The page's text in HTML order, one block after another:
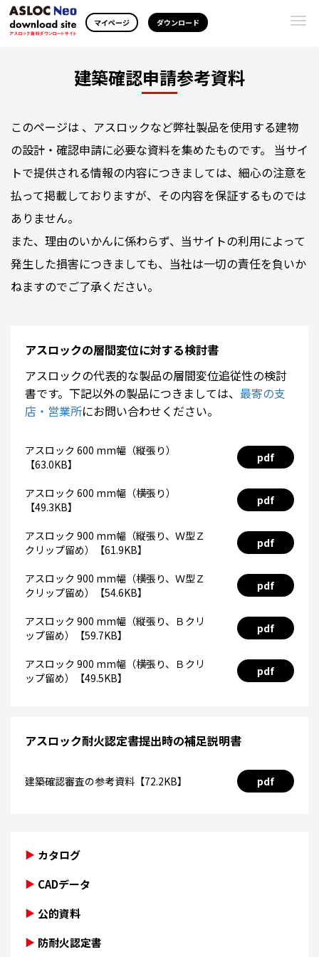
マイページ ダウンロード
建築確認申請参考資料
このページは 、アスロックなど弊社製品を使用する建物
の設計・確認申請に必要な資料を集めたものです。 当サイ
トで提供される情報の内容につきましては、細心の注意を
払って掲載しておりますが、その内容を保証するものでは
ありません。
また、理由のいかんに係わらず、当サイトの利用によって
発生した損害につきましても、当社は一切の責任を負いか
ねますのでご了承ください。
アスロックの層間変位に対する検討書
アスロックの代表的な製品の層間変位追従性の検討
書です。下記以外の製品につきましては、 最寄の支
店・営業所にお問い合わせください。
アスロック 600 mm幅（縦張り）
【63.0KB】
pdf
アスロック 600 mm幅（横張り）
【49.3KB】
pdf
アスロック 900 mm幅（縦張り、Ｗ型Ｚ
クリップ留め）【61.9KB】
pdf
アスロック 900 mm幅（横張り、Ｗ型Ｚ
クリップ留め）【54.6KB】
pdf
アスロック 900 mm幅（縦張り、Ｂクリ
ップ留め）【59.7KB】
pdf
アスロック 900 mm幅（横張り、Ｂクリ
ップ留め）【49.5KB】
pdf
アスロック耐火認定書提出時の補足説明書
建築確認審査の参考資料【72.2KB】 pdf
カタログ
CADデータ
公的資料
防耐火認定書